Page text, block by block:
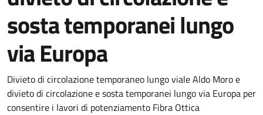
sosta temporanei lungo
via Europa
Dettagli della notizia
Divieto di circolazione temporaneo lungo viale Aldo Moro e
divieto di circolazione e sosta temporanei lungo via Europa per
consentire i lavori di potenziamento Fibra Ottica